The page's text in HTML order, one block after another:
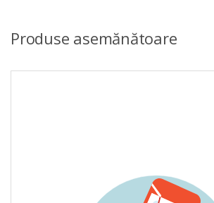
Produse asemănătoare